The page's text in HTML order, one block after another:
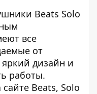
Beats Solo
все
от
дизайн и
работы.
Beats, Solo